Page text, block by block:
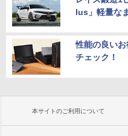
lus」軽量な
性能の良い
チェック！
本サイトのご利用について